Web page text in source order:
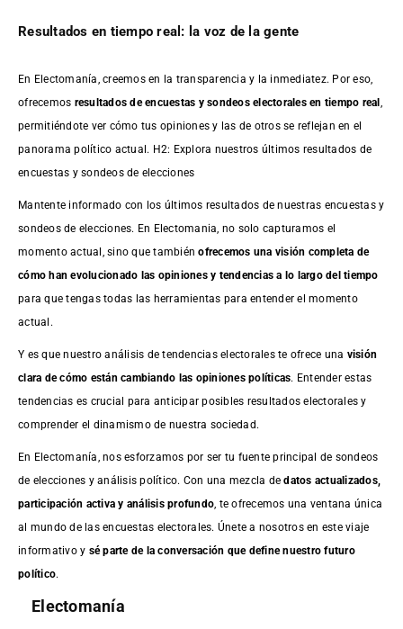
Resultados en tiempo real: la voz de la gente
En Electomanía, creemos en la transparencia y la inmediatez. Por eso,
ofrecemos resultados deencuestas y sondeos electorales en tiempo real
permitiéndote ver cómo tus opiniones y las de otros se reflejan en el
panorama político actual. H2: Explora nuestros últimos resultados de
encuestas y sondeos de elecciones
Mantente informado con los últimos resultados de nuestras encuestasy
sondeos de elecciones. En Electomania, no solo capturamos el
momento actual, sino que tambiénofrecemos una visión completa de
cómo han evolucionado las opiniones y tendencias a lo largo del tiempo
para que tengas todas las herramientas para entender el momento
actual.
Y es que nuestro análisis de tendencias electorales te ofrece una visión
clara de cómo están cambiando las opiniones políticas. Entender estas
tendencias es crucial para anticipar posibles resultados electorales y
comprender el dinamismo de nuestra sociedad.
En Electomanía, nos esforzamos por ser tu fuente principal de sondeos
de elecciones y análisis político. Con una mezcla dedatos actualizados,
participación activa y análisis profundo , te ofrecemos una ventana única
al mundo de las encuestas electorales. Únete a nosotros en este viaje
informativo y sé parte de la conversación que define nuestro futuro
político.
Electomanía